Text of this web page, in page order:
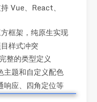
Vue、React、
框架，纯原生实现
样式冲突
整的类型定义
题和自定义配色
应、四角定位等